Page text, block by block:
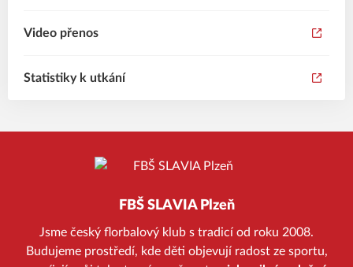
Video přenos
Statistiky k utkání
FBŠ SLAVIA Plzeň
Jsme český florbalový klub s tradicí od roku 2008.
Budujeme prostředí, kde děti objevují radost ze sportu,